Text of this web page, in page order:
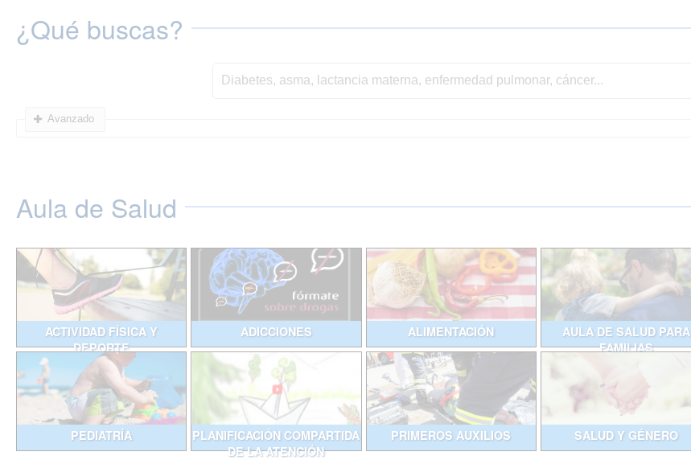
¿Qué buscas?
Avanzado
Aula de Salud
ACTIVIDAD FÍSICA Y
DEPORTE
ADICCIONES ALIMENTACIÓN
AULA DE SALUD PARA
FAMILIAS
PEDIATRÍA
PLANIFICACIÓN COMPARTIDA
DE LA ATENCIÓN
PRIMEROS AUXILIOS SALUD Y GÉNERO